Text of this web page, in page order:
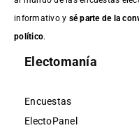
informativo y sé parte de la
político.
Electomanía
Encuestas
ElectoPanel